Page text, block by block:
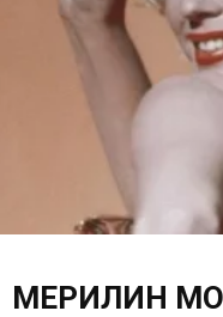
МЕРИЛИН